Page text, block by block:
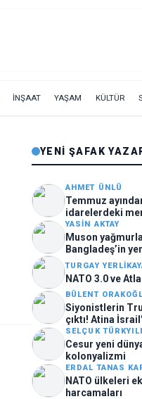
İNŞAAT YAŞAM KÜLTÜR
YENI ŞAFAK
AHMET ÜNLÜ
Temmuz
idarelerdeki
arttı
YASIN AKTAY
Muson
Bangladeş’in
TURGAY
NATO 3.0 ve
BÜLENT
Siyonistlerin
çıktı! Atina
SELÇUK
Cesur yeni
kolonyalizmi
ERDAL TANAS
NATO ülkeleri
harcamaları